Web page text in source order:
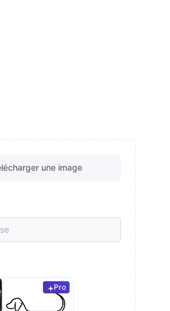
une image
Pro